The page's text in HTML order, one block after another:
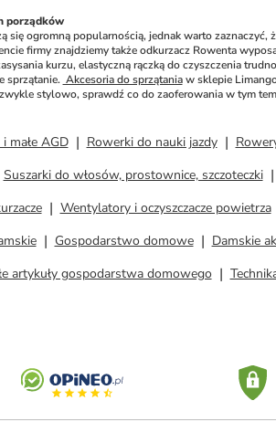
porządków
się ogromną popularnością, jednak warto
firmy znajdziemy także odkurzacz Rowenta
kurzu, elastyczną rączką do czyszczenia
sprzątanie. Akcesoria do sprzątania w sklepie
stylowo, sprawdź co do zaoferowania w tym
małe AGD
Rowerki do nauki jazdy
Suszarki do włosów, prostownice, szczoteczki
Wentylatory i oczyszczacze powietrza
Gospodarstwo domowe Damskie
artykuły gospodarstwa domowego